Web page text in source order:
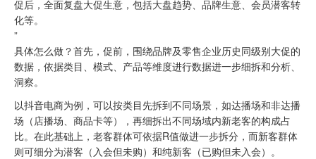
促后，全面复盘大促生意，包括大盘趋势、品牌生意、会员潜客转
化等。
”
具体怎么做？首先，促前，围绕品牌及零售企业历史同级别大促的
数据，依据类目、模式、产品等维度进行数据进一步细拆和分析、
洞察。
以抖音电商为例，可以按类目先拆到不同场景，如达播场和非达播
场（店播场、商品卡等），再细拆出不同场域内新老客的构成占
比。在此基础上，老客群体可依据R值做进一步拆分，而新客群体
则可细分为潜客（入会但未购）和纯新客（已购但未入会）。